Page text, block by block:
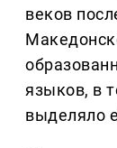
веков
языков, в
выделяло